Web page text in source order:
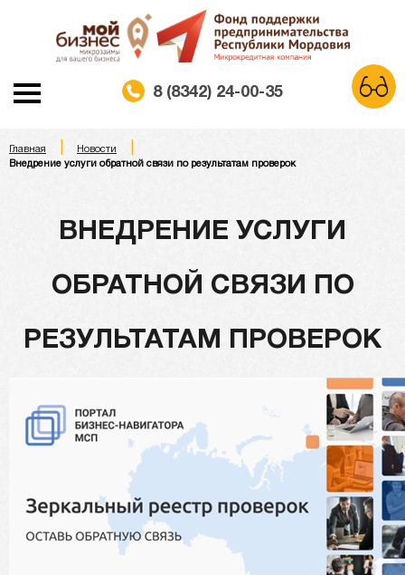
8 (8342) 24-00-35
Шрифт: A A A
Главная Новости
Внедрение услуги обратной связи по результатам проверок
ВНЕДРЕНИЕ УСЛУГИ
ОБРАТНОЙ СВЯЗИ ПО
РЕЗУЛЬТАТАМ ПРОВЕРОК